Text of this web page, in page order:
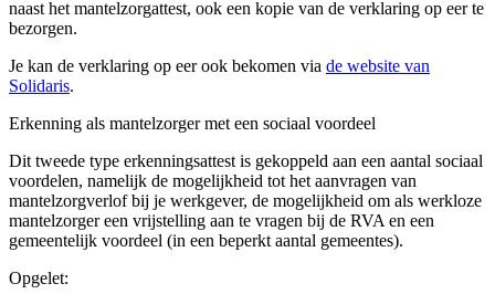
naast het mantelzorgattest, ook een kopie van de verklaring op eer te
bezorgen.
Je kan de verklaring op eer ook bekomen via de website van
Solidaris.
Erkenning als mantelzorger met een sociaal voordeel
Dit tweede type erkenningsattest is gekoppeld aan een aantal sociaal
voordelen, namelijk de mogelijkheid tot het aanvragen van
mantelzorgverlof bij je werkgever, de mogelijkheid om als werkloze
mantelzorger een vrijstelling aan te vragen bij de RVA en een
gemeentelijk voordeel (in een beperkt aantal gemeentes).
Opgelet: